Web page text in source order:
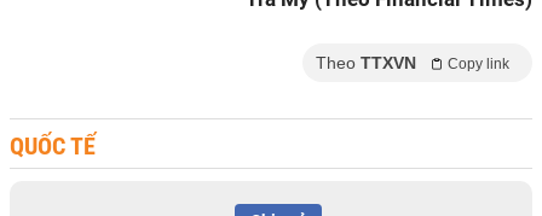
Theo TTXVN Copy link
QUỐC TẾ